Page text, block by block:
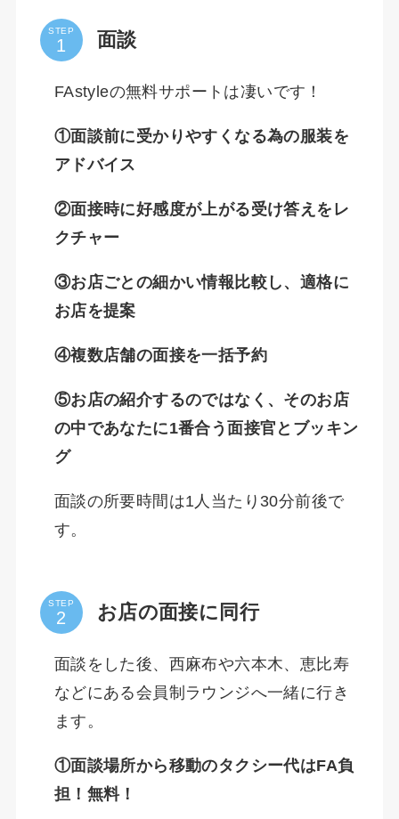
STEP 面談
FAstyleの無料サポートは凄いです！
①面談前に受かりやすくなる為の服装を
アドバイス
②面接時に好感度が上がる受け答えをレ
クチャー
③お店ごとの細かい情報比較し、適格に
お店を提案
④複数店舗の面接を一括予約
⑤お店の紹介するのではなく、そのお店
の中であなたに1番合う面接官とブッキン
グ
面談の所要時間は1人当たり30分前後で
す。
STEP お店の面接に同行
面談をした後、西麻布や六本木、恵比寿
などにある会員制ラウンジへ一緒に行き
ます。
①面談場所から移動のタクシー代はFA負
担！無料！